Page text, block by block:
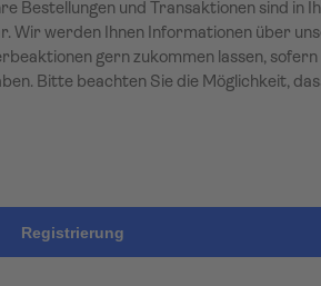
Bestellungen und Transaktionen sind in
Wir werden Ihnen Informationen über
gern zukommen lassen, sofern
Bitte beachten Sie die Möglichkeit,
Registrierung